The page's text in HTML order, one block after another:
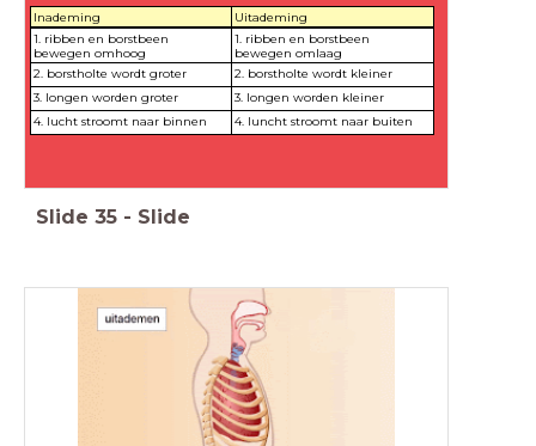
Inademing
Uitademing
1. ribben en borstbeen
bewegen omhoog
1. ribben en borstbeen
bewegen omlaag
2. borstholte wordt groter
2. borstholte wordt kleiner
3. longen worden groter
3. longen worden kleiner
4. lucht stroomt naar binnen
4. luncht stroomt naar buiten
Slide 35 - Slide